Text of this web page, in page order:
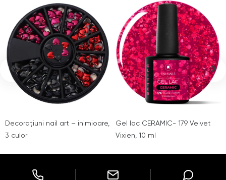
Decorațiuni nail art – inimioare,
3 culori
Gel lac CERAMIC- 179 Velvet
Vixien, 10 ml
‹ ›